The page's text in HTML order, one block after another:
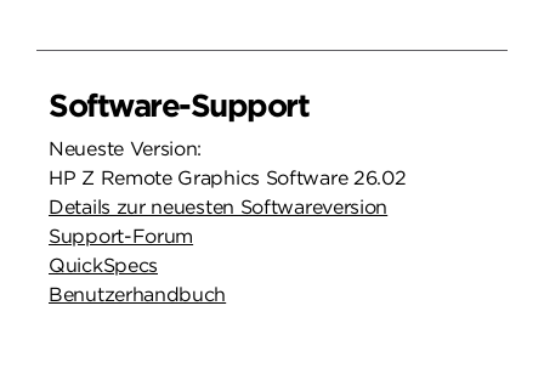
Software-Support
Neueste Version:
HP Z Remote Graphics Software 26.02
Details zur neuesten Softwareversion
Support-Forum
QuickSpecs
Benutzerhandbuch